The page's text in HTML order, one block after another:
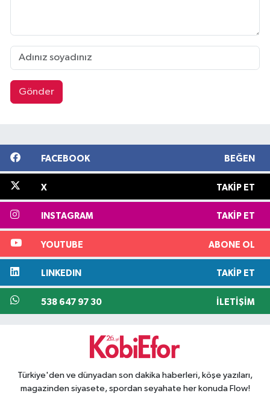
Gönder
FACEBOOK BEĞEN
X TAKIP ET
INSTAGRAM TAKIP ET
YOUTUBE ABONE OL
LINKEDIN TAKIP ET
538 647 97 30 İLETIŞIM
Türkiye'den ve dünyadan son dakika haberleri, köşe yazıları,
magazinden siyasete, spordan seyahate her konuda Flow!